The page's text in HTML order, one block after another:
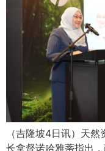
（吉隆坡4日讯）天
长拿督诺哈雅蒂指出